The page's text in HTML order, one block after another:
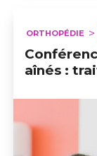
ORTHOPÉDIE
aînés :